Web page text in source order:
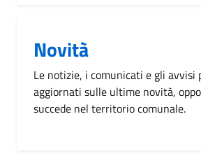
Novità
Le notizie, i comunicati e gli avvisi
aggiornati sulle ultime novità,
succede nel territorio comunale.